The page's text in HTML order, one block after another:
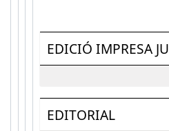
EDICIÓ IMPRESA
EDITORIAL